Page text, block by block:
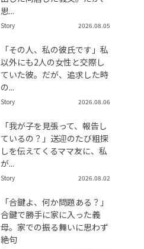
思...
Story 2026.08.05
「その人、私の彼氏です」私
以外にも2人の女性と交際し
ていた彼。だが、追求した時
の...
Story 2026.08.06
「我が子を見張って、報告し
ているの？」送迎のたび粗探
しを伝えてくるママ友に、私
が...
Story 2026.08.02
「合鍵よ、何か問題ある？」
合鍵で勝手に家に入った義
母。家での振る舞いに思わず
絶句